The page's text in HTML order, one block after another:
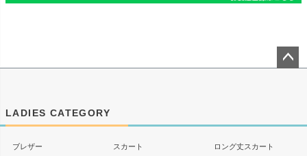
LADIES CATEGORY
ブレザー スカート ロング丈スカート